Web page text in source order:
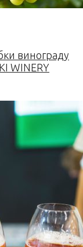
винограду
WINERY